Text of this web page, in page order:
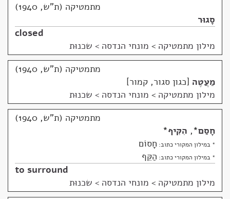
מתמטיקה (ת"ש, 1940)
סָגוּר
closed
מילון מתמטיקה > מונחי הנדסה > שכנוּת
מתמטיקה (ת"ש, 1940)
מַעֲטֶה כגון סגור, קמור
מילון מתמטיקה > מונחי הנדסה > שכנוּת
מתמטיקה (ת"ש, 1940)
חָסַם*
, הִקִּיף*
* במילון המקורי כתוב: חָסוֹם
* במילון המקורי כתוב: הַקֵּף
to surround
מילון מתמטיקה > מונחי הנדסה > שכנוּת